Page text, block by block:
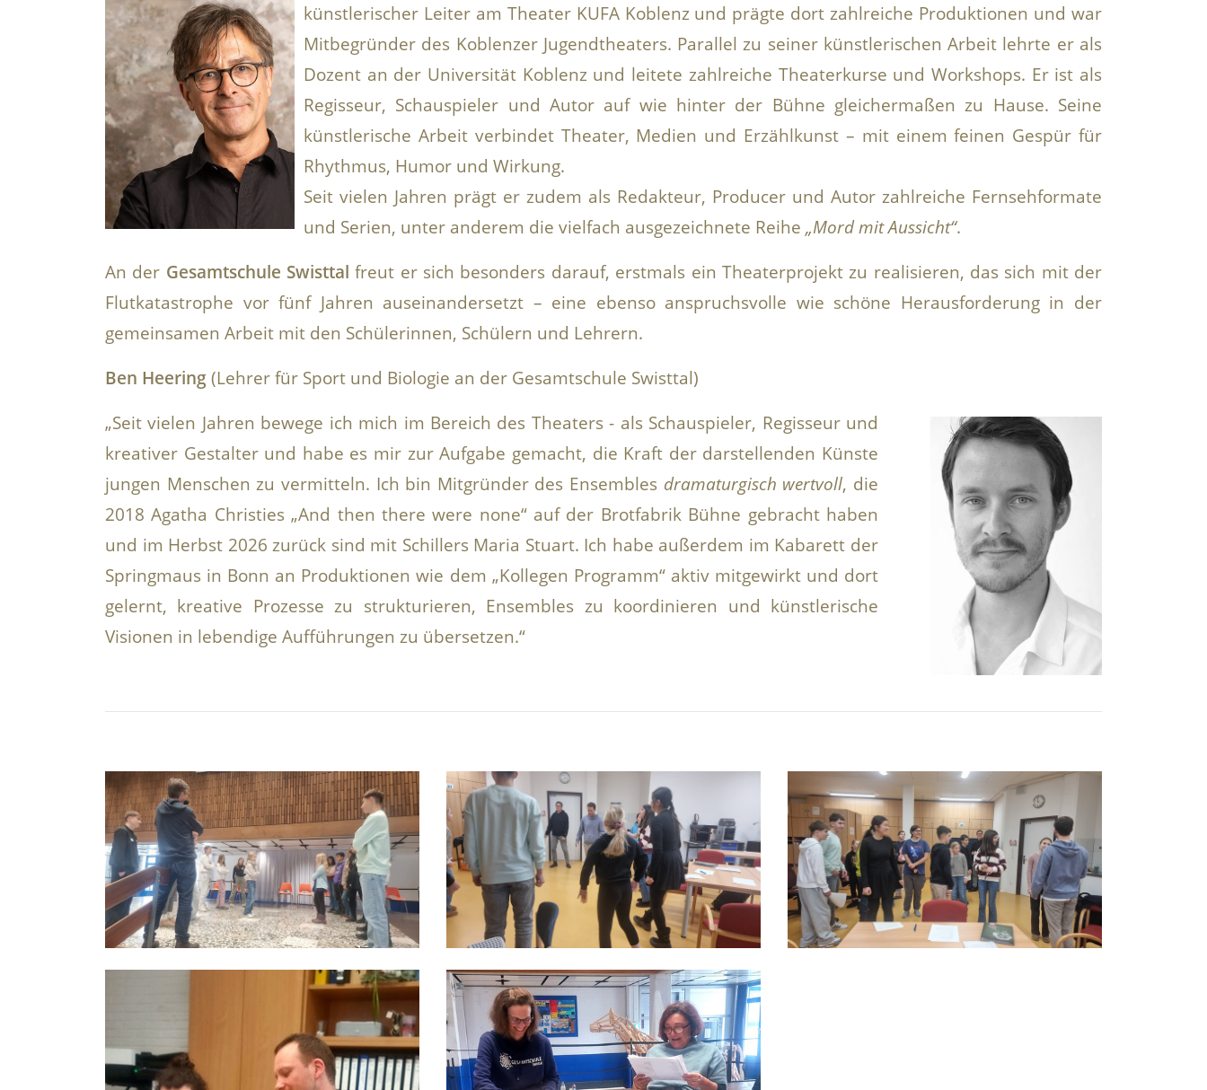
künstlerischer Leiter am Theater KUFA Koblenz und prägte dort zahlreiche Produktionen und war
Mitbegründer des Koblenzer Jugendtheaters. Parallel zu seiner künstlerischen Arbeit lehrte er als
Dozent an der Universität Koblenz und leitete zahlreiche Theaterkurse und Workshops. Er ist als
Regisseur, Schauspieler und Autor auf wie hinter der Bühne gleichermaßen zu Hause. Seine
künstlerische Arbeit verbindet Theater, Medien und Erzählkunst – mit einem feinen Gespür für
Rhythmus, Humor und Wirkung.
Seit vielen Jahren prägt er zudem als Redakteur, Producer und Autor zahlreiche Fernsehformate
und Serien, unter anderem die vielfach ausgezeichnete Reihe „Mord mit Aussicht“.
An der Gesamtschule Swisttal freut er sich besonders darauf, erstmals ein Theaterprojekt zu realisieren, das sich mit der
Flutkatastrophe vor fünf Jahren auseinandersetzt – eine ebenso anspruchsvolle wie schöne Herausforderung in der
gemeinsamen Arbeit mit den Schülerinnen, Schülern und Lehrern.
Ben Heering(Lehrer für Sport und Biologie an der Gesamtschule Swisttal)
„Seit vielen Jahren bewege ich mich im Bereich des Theaters - als Schauspieler, Regisseur und
kreativer Gestalter und habe es mir zur Aufgabe gemacht, die Kraft der darstellenden Künste
jungen Menschen zu vermitteln. Ich bin Mitgründer des Ensembles dramaturgisch wertvoll, die
2018 Agatha Christies „And then there were none“ auf der Brotfabrik Bühne gebracht haben
und im Herbst 2026 zurück sind mit Schillers Maria Stuart. Ich habe außerdem im Kabarett der
Springmaus in Bonn an Produktionen wie dem „Kollegen Programm“ aktiv mitgewirkt und dort
gelernt, kreative Prozesse zu strukturieren, Ensembles zu koordinieren und künstlerische
Visionen in lebendige Aufführungen zu übersetzen.“